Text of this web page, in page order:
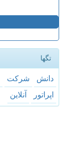
تگها
دانش شركت
اپراتور
آنلاین